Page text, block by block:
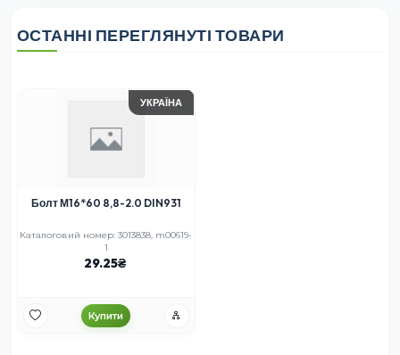
ОСТАННІ ПЕРЕГЛЯНУТІ ТОВАРИ
УКРАЇНА
Болт М16*60 8,8-2.0 DIN931
Каталоговий номер: 3013838, m00619-
1
29.25
Купити